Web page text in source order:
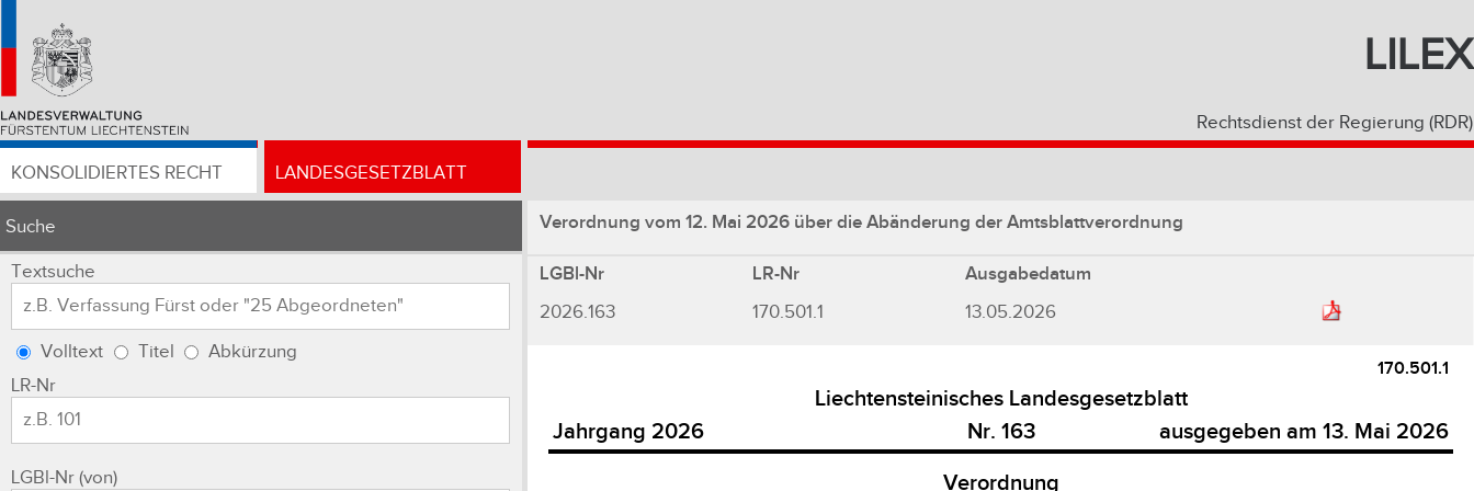
LILEX
Rechtsdienst der Regierung (RDR)
KONSOLIDIERTES RECHT LANDESGESETZBLATT
Suche
Textsuche
Volltext Titel
Abkürzung
LR-Nr
LGBl-Nr (von)
Verordnung vom 12. Mai 2026 über die Abänderung der Amtsblattverordnung
LGBl-Nr LR-Nr Ausgabedatum
2026.163 170.501.1 13.05.2026